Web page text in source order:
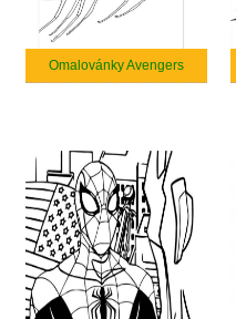
Omalovánky Avengers